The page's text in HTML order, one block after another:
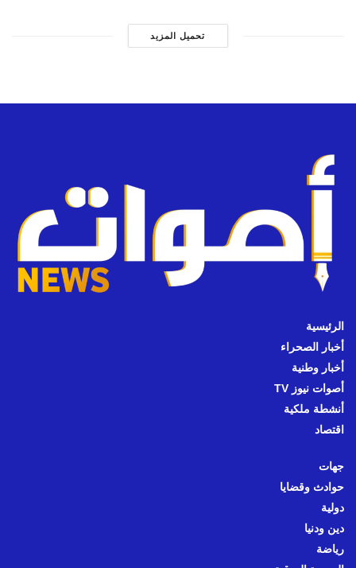
تحميل المزيد
الرئيسية
أخبار الصحراء
أخبار وطنية
أصوات نيوز TV
أنشطة ملكية
اقتصاد
جهات
حوادث وقضايا
دولية
دين ودنيا
رياضة